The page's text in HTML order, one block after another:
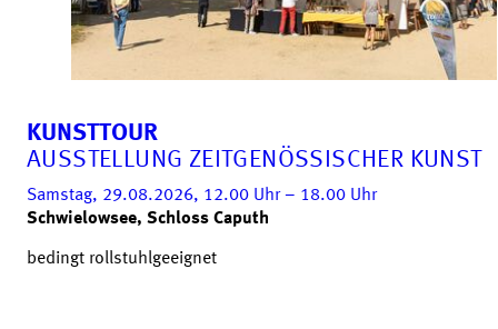
KUNSTTOUR
AUSSTELLUNG ZEITGENÖSSISCHER KUNST
Samstag, 29.08.2026, 12.00 Uhr– 18.00 Uhr
Schwielowsee, Schloss Caputh
bedingt rollstuhlgeeignet